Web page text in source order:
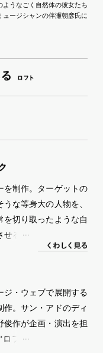
うなごく自然体の彼女たち
ージシャンの伴瀬朝彦氏に
ロフ ト
を制作。ターゲットの
な等身大の人物を、
を切り取ったような自
ることで、共感をも
とを目指した。通常は
えられることの多い企
ッセージ・ロゴのみと
されたクリエイティブ
しさと新鮮さを両立さ
く わしく 見る
ジ・ウェブで展開する
作。サン・アドのディ
俊作が企画・演出を担
フトガール”の『好